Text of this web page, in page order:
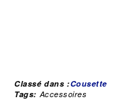
Classé dans :Cousette
Tags: Accessoires